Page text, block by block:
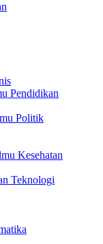
Pendidikan
Politik
Kesehatan
Teknologi